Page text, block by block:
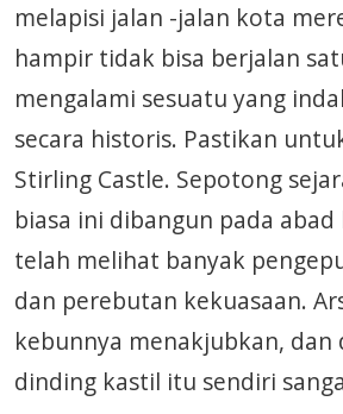
melapisi jalan -jalan kota
hampir tidak bisa berjalan
mengalami sesuatu yang
secara historis. Pastikan
Stirling Castle. Sepotong
biasa ini dibangun pada abad
telah melihat banyak
dan perebutan kekuasaan.
kebunnya menakjubkan, dan
dinding kastil itu sendiri